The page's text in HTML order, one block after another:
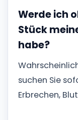
Werde ich
Stück
habe?
suchen Sie
Erbrechen,